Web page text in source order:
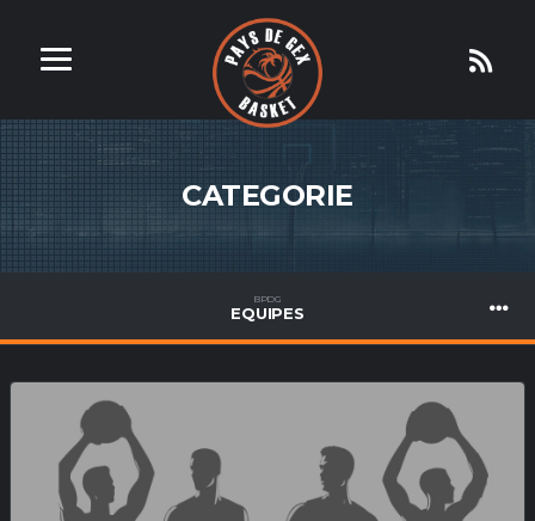
CATEGORIE
BPDG
EQUIPES